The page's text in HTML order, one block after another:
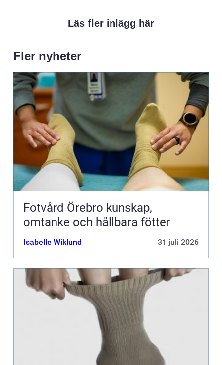
Läs fler inlägg här
Fler nyheter
Fotvård Örebro kunskap,
omtanke och hållbara fötter
Isabelle Wiklund 31 juli 2026